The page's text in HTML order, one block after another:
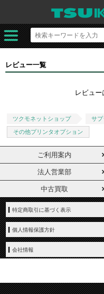
レビュー一覧
レビュ
ツクモネットショップ サプ
その他プリンタオプション
ご利用案内
法人営業部
中古買取
特定商取引に基づく表示
個人情報保護方針
会社情報